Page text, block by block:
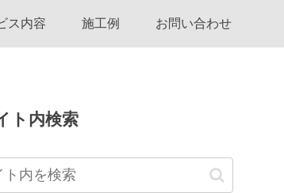
ス内容 施工例 お問い合わせ
ト内検索